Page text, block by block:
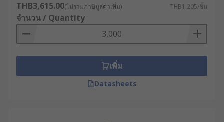
THB3,615.00(ไม่รวมภาษีมูลค่าเพิ่ม) THB1.205/ชิ้น
จำนวน / Quantity
เพิ่ม
Datasheets